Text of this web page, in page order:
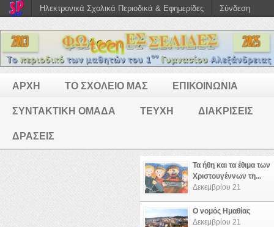
ΑΡΧΗ ΤΟ ΣΧΟΛΕΙΟ ΜΑΣ ΕΠΙΚΟΙΝΩΝΙΑ
ΣΥΝΤΑΚΤΙΚΗ ΟΜΑΔΑ ΤΕΥΧΗ ΔΙΑΚΡΙΣΕΙΣ
ΔΡΑΣΕΙΣ
Τα ήθη και τα έθιμα των
Χριστουγέννων τη...
Δεκεμβρίου 21
Ο νομός Ημαθίας
Δεκεμβρίου 21
Ηλεκτρονικά Σχολικά Περιοδικά & Εφημερίδες Σύνδεση